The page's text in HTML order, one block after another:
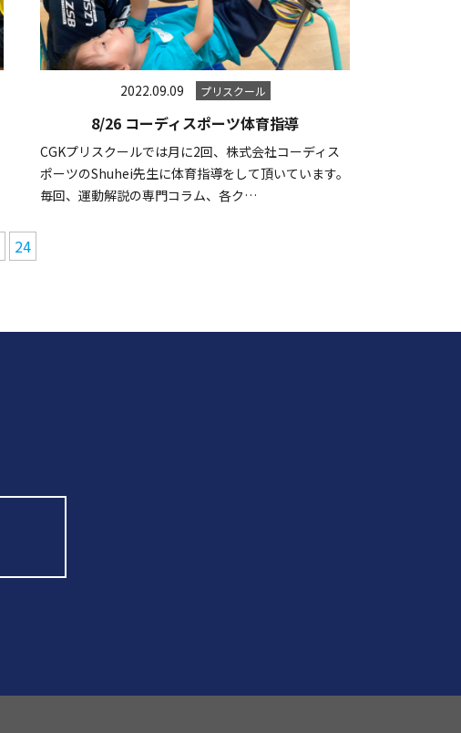
2022.09.09 プリスクール
8/26 コーディスポーツ体育指導
CGKプリスクールでは月に2回、株式会社コーディス
ポーツのShuhei先生に体育指導をして頂いています。
毎回、運動解説の専門コラム、各ク…
24